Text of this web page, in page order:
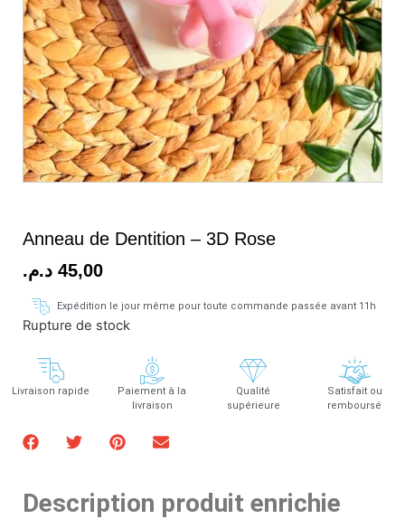
Anneau de Dentition – 3D Rose
45,00 د.م.
Expédition le jour même pour toute commande passée avant 11h
Rupture de stock
Livraison rapide
Paiement à la
livraison
Qualité
supérieure
Satisfait ou
remboursé
Description produit enrichie